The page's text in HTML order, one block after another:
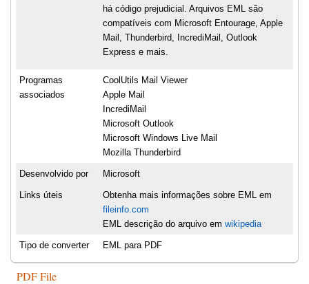
há código prejudicial. Arquivos EML são
compatíveis com Microsoft Entourage, Apple
Mail, Thunderbird, IncrediMail, Outlook
Express e mais.
Programas
associados
CoolUtils Mail Viewer
Apple Mail
IncrediMail
Microsoft Outlook
Microsoft Windows Live Mail
Mozilla Thunderbird
Desenvolvido por Microsoft
Links úteis
Obtenha mais informações sobre EML em
fileinfo.com
EML descrição do arquivo em wikipedia
Tipo de converter EML para PDF
PDF File